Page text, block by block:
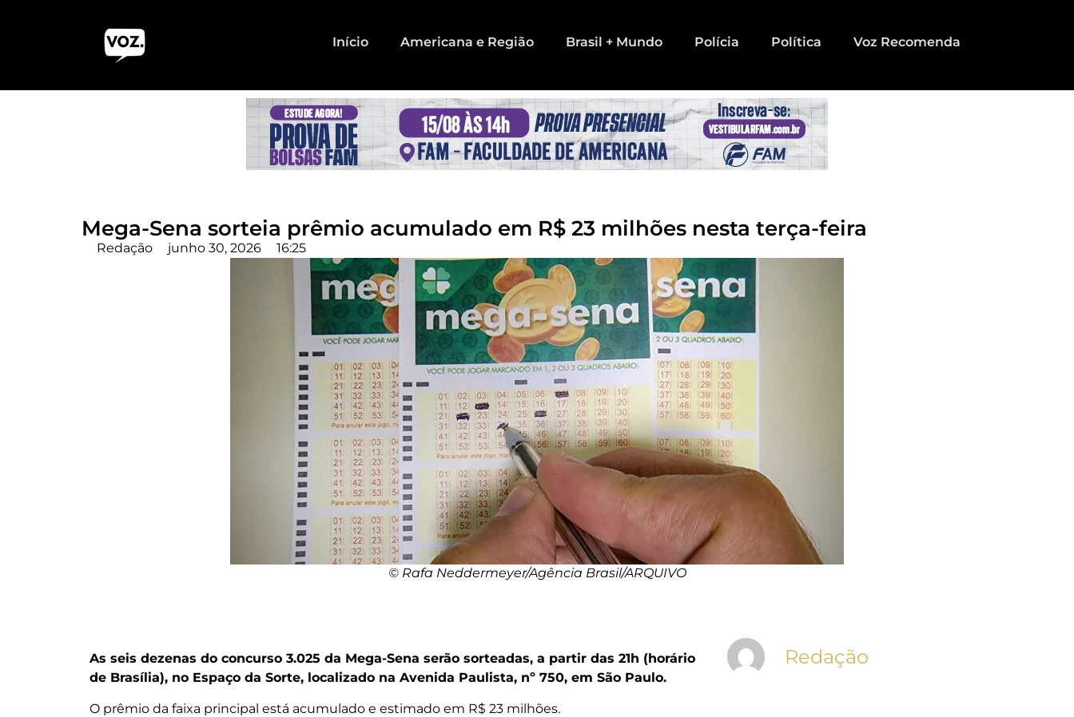
Início Americana e Região Brasil + Mundo Polícia Política Voz Recomenda
Mega-Sena sorteia prêmio acumulado em R$ 23 milhões nesta terça-feira
Redação junho 30, 2026 16:25
© Rafa Neddermeyer/Agência Brasil/ARQUIVO
As seis dezenas do concurso 3.025 da Mega-Sena serão sorteadas, a partir das 21h (horário
de Brasília), no Espaço da Sorte, localizado na Avenida Paulista, nº 750, em São Paulo.
O prêmio da faixa principal está acumulado e estimado em R$ 23 milhões.
Redação